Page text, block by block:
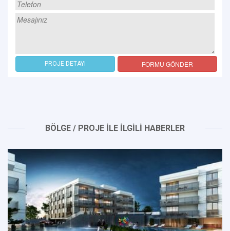
PROJE DETAYI FORMU GÖNDER
BÖLGE / PROJE İLE İLGİLİ HABERLER